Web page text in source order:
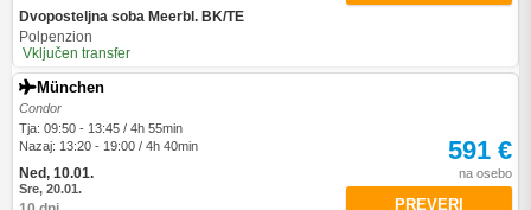
Dvoposteljna soba Meerbl. BK/TE
Polpenzion
Vključen transfer
München
Condor
Tja: 09:50 - 13:45 / 4h 55min
Nazaj: 13:20 - 19:00 / 4h 40min
Ned, 10.01.
Sre, 20.01.
591 €
na osebo
PREVERI